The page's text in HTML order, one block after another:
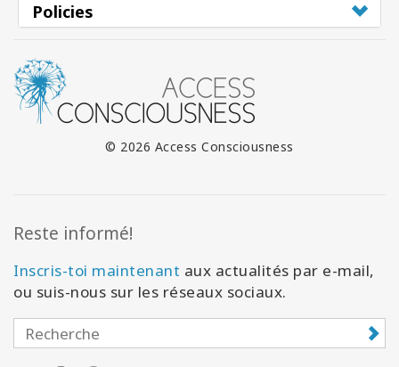
Policies
© 2026 Access Consciousness
Reste informé!
Inscris-toi maintenant aux actualités par e-mail,
ou suis-nous sur les réseaux sociaux.